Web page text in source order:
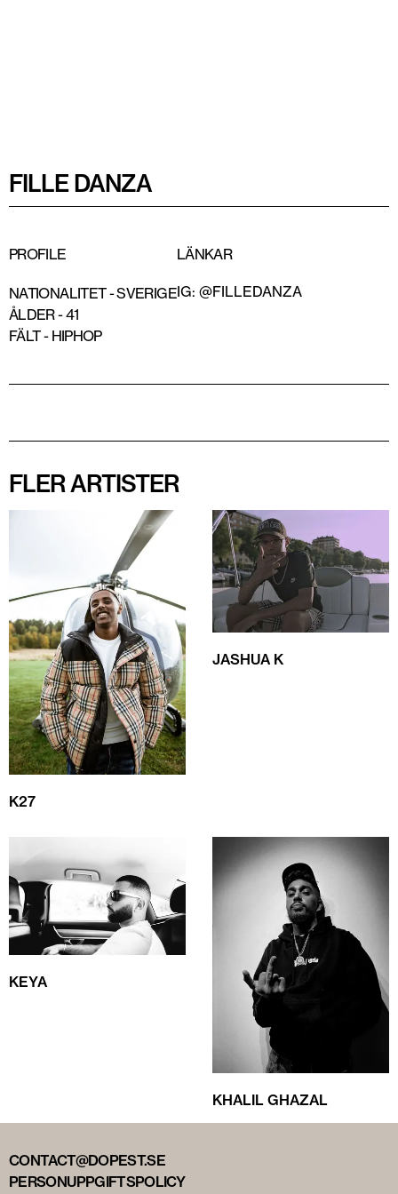
FILLE DANZA
PROFILE
NATIONALITET -SVERIGE
ÅLDER -41
FÄLT - HIPHOP
LÄNKAR
IG: @FILLEDANZA
FLER ARTISTER
K27
JASHUA K
KEYA
KHALIL GHAZAL
CONTACT@DOPEST.SE
PERSONUPPGIFTSPOLICY